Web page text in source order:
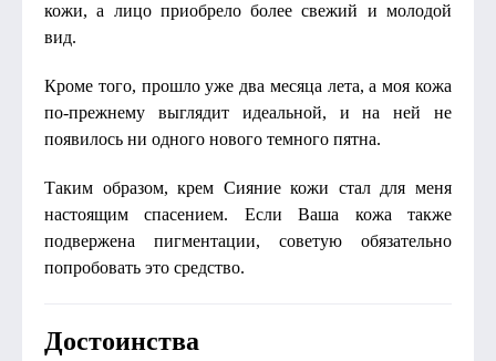
кожи, а лицо приобрело более свежий и молодой
вид.
Кроме того, прошло уже два месяца лета, а моя кожа
по-прежнему выглядит идеальной, и на ней не
появилось ни одного нового темного пятна.
Таким образом, крем Сияние кожи стал для меня
настоящим спасением. Если Ваша кожа также
подвержена пигментации, советую обязательно
попробовать это средство.
Достоинства